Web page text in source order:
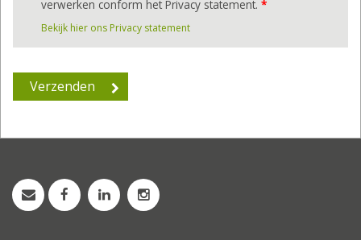
verwerken conform het Privacy statement. *
Bekijk hier ons Privacy statement